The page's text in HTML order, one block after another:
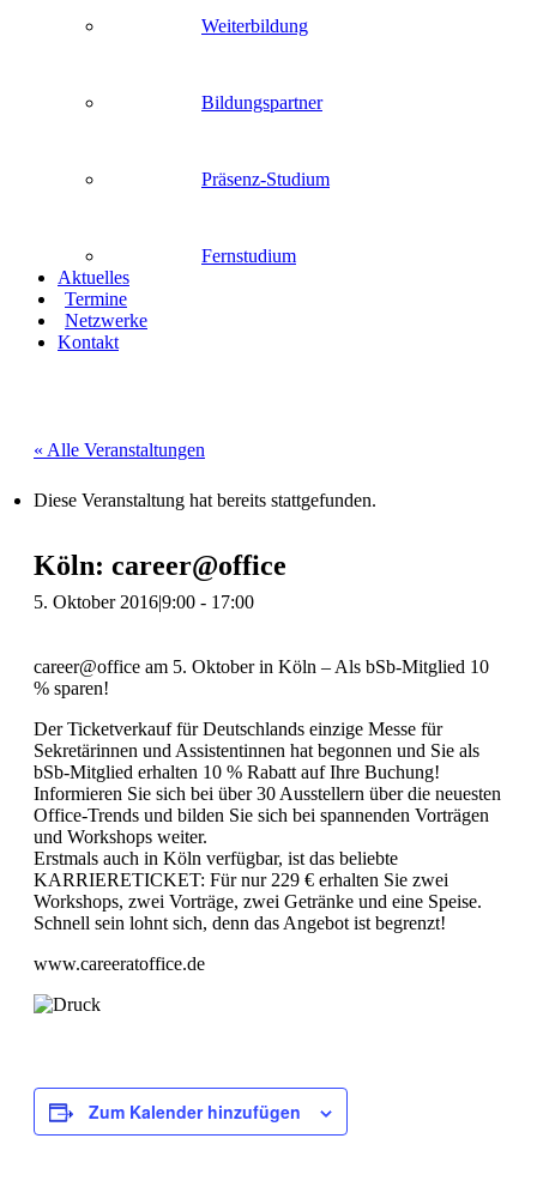
Weiterbildung
Bildungspartner
Präsenz-Studium
Fernstudium
Aktuelles
Termine
Netzwerke
Kontakt
« Alle Veranstaltungen
Diese Veranstaltung hat bereits stattgefunden.
Köln: career@office
5. Oktober 2016|9:00 - 17:00
career@office am 5. Oktober in Köln – Als bSb-Mitglied 10
% sparen!
Der Ticketverkauf für Deutschlands einzige Messe für
Sekretärinnen und Assistentinnen hat begonnen und Sie als
bSb-Mitglied erhalten 10 % Rabatt auf Ihre Buchung!
Informieren Sie sich bei über 30 Ausstellern über die neuesten
Office-Trends und bilden Sie sich bei spannenden Vorträgen
und Workshops weiter.
Erstmals auch in Köln verfügbar, ist das beliebte
KARRIERETICKET: Für nur 229 € erhalten Sie zwei
Workshops, zwei Vorträge, zwei Getränke und eine Speise.
Schnell sein lohnt sich, denn das Angebot ist begrenzt!
www.careeratoffice.de
Zum Kalender hinzufügen